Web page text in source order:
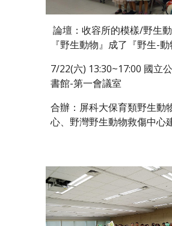
論壇：收容所的模樣/野生
『野生動物』成了『野生-動
7/22(六) 13:30~17:00 國立
書館-第一會議室
合辦：屏科大保育類野生動
心、野灣野生動物救傷中心